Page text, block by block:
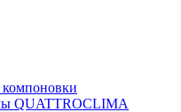
QUATTROCLIMA